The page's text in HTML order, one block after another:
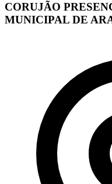
CORUJÃO
MUNICIPAL DE